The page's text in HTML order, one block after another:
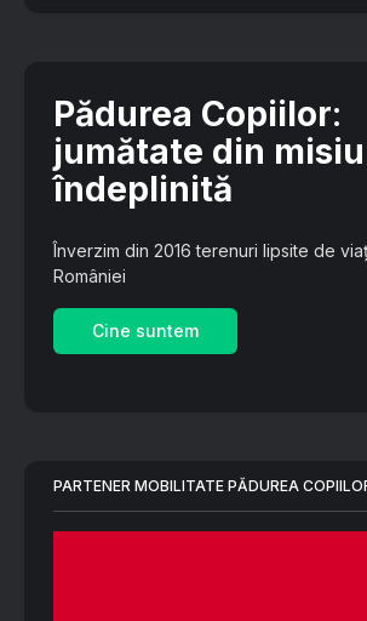
Pădurea Copiilor:
jumătate din
îndeplinită
Înverzim din 2016 terenuri lipsite de
României
Cine suntem
PARTENER MOBILITATE PĂDUREA